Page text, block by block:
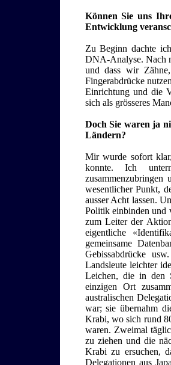
Können Sie uns
Entwicklung
Zu Beginn dachte
DNA-Analyse. Nach
und dass wir
Fingerabdrücke
Einrichtung und die
sich als grösseres
Doch Sie waren ja
Ländern?
Mir wurde sofort
konnte. Ich
wesentlicher Punkt,
ausser Acht lassen.
Politik einbinden und
zum Leiter der
eigentliche
gemeinsame
Gebissabdrücke
Landsleute leichter
Leichen, die in den
einzigen Ort
australischen
war; sie übernahm
Krabi, wo sich rund
waren. Zweimal
zu ziehen und die
Krabi zu ersuchen,
Delegationen aus